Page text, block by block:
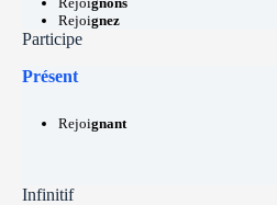
Rejoignez
Participe
Présent
Rejoignant
Infinitif